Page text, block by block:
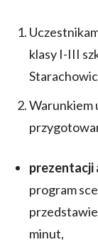
klasy I-III
Warunkiem
program
minut,